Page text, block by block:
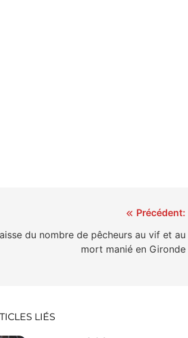
Précédent:
du nombre de pêcheurs au vif et au
mort manié en Gironde
LIÉS